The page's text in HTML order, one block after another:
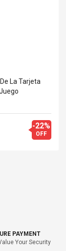
La Tarjeta
-22%
OFF
PAYMENT
Your Security